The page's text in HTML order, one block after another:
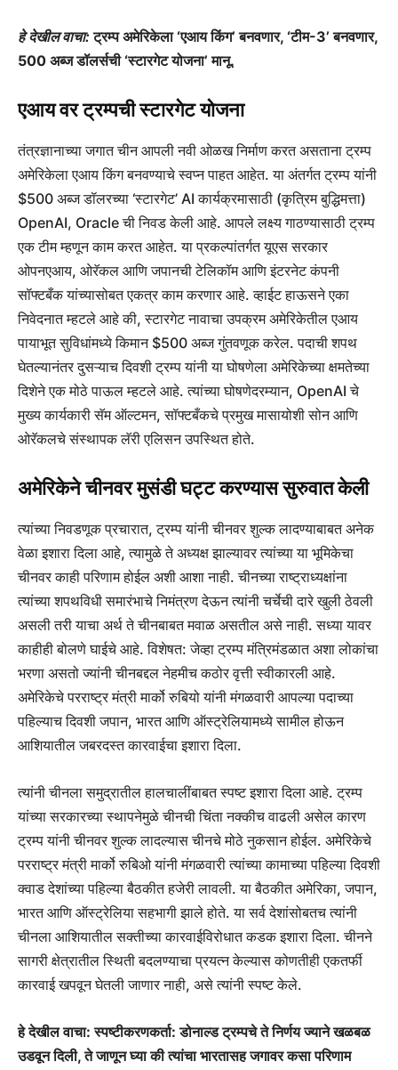
हे देखील वाचा:ट्रम्प अमेरिकेला ‘एआय किंग’ बनवणार, ‘टीम-3’ बनवणार,
500 अब्ज डॉलर्सची ‘स्टारगेट योजना’ मानू.
एआय वर ट्रम्पची स्टारगेट योजना
तंत्रज्ञानाच्या जगात चीन आपली नवी ओळख निर्माण करत असताना ट्रम्प
अमेरिकेला एआय किंग बनवण्याचे स्वप्न पाहत आहेत. या अंतर्गत ट्रम्प यांनी
$500 अब्ज डॉलरच्या ‘स्टारगेट’ AI कार्यक्रमासाठी (कृत्रिम बुद्धिमत्ता)
OpenAI, Oracle ची निवड केली आहे. आपले लक्ष्य गाठण्यासाठी ट्रम्प
एक टीम म्हणून काम करत आहेत. या प्रकल्पांतर्गत यूएस सरकार
ओपनएआय, ओरॅकल आणि जपानची टेलिकॉम आणि इंटरनेट कंपनी
सॉफ्टबँक यांच्यासोबत एकत्र काम करणार आहे. व्हाईट हाऊसने एका
निवेदनात म्हटले आहे की, स्टारगेट नावाचा उपक्रम अमेरिकेतील एआय
पायाभूत सुविधांमध्ये किमान $500 अब्ज गुंतवणूक करेल. पदाची शपथ
घेतल्यानंतर दुसऱ्याच दिवशी ट्रम्प यांनी या घोषणेला अमेरिकेच्या क्षमतेच्या
दिशेने एक मोठे पाऊल म्हटले आहे. त्यांच्या घोषणेदरम्यान, OpenAI चे
मुख्य कार्यकारी सॅम ऑल्टमन, सॉफ्टबँकचे प्रमुख मासायोशी सोन आणि
ओरॅकलचे संस्थापक लॅरी एलिसन उपस्थित होते.
अमेरिकेने चीनवर मुसंडी घट्ट करण्यास सुरुवात केली
त्यांच्या निवडणूक प्रचारात, ट्रम्प यांनी चीनवर शुल्क लादण्याबाबत अनेक
वेळा इशारा दिला आहे, त्यामुळे ते अध्यक्ष झाल्यावर त्यांच्या या भूमिकेचा
चीनवर काही परिणाम होईल अशी आशा नाही. चीनच्या राष्ट्राध्यक्षांना
त्यांच्या शपथविधी समारंभाचे निमंत्रण देऊन त्यांनी चर्चेची दारे खुली ठेवली
असली तरी याचा अर्थ ते चीनबाबत मवाळ असतील असे नाही. सध्या यावर
काहीही बोलणे घाईचे आहे. विशेषत: जेव्हा ट्रम्प मंत्रिमंडळात अशा लोकांचा
भरणा असतो ज्यांनी चीनबद्दल नेहमीच कठोर वृत्ती स्वीकारली आहे.
अमेरिकेचे परराष्ट्र मंत्री मार्को रुबियो यांनी मंगळवारी आपल्या पदाच्या
पहिल्याच दिवशी जपान, भारत आणि ऑस्ट्रेलियामध्ये सामील होऊन
आशियातील जबरदस्त कारवाईचा इशारा दिला.
त्यांनी चीनला समुद्रातील हालचालींबाबत स्पष्ट इशारा दिला आहे. ट्रम्प
यांच्या सरकारच्या स्थापनेमुळे चीनची चिंता नक्कीच वाढली असेल कारण
ट्रम्प यांनी चीनवर शुल्क लादल्यास चीनचे मोठे नुकसान होईल. अमेरिकेचे
परराष्ट्र मंत्री मार्को रुबिओ यांनी मंगळवारी त्यांच्या कामाच्या पहिल्या दिवशी
क्वाड देशांच्या पहिल्या बैठकीत हजेरी लावली. या बैठकीत अमेरिका, जपान,
भारत आणि ऑस्ट्रेलिया सहभागी झाले होते. या सर्व देशांसोबतच त्यांनी
चीनला आशियातील सक्तीच्या कारवाईविरोधात कडक इशारा दिला. चीनने
सागरी क्षेत्रातील स्थिती बदलण्याचा प्रयत्न केल्यास कोणतीही एकतर्फी
कारवाई खपवून घेतली जाणार नाही, असे त्यांनी स्पष्ट केले.
हे देखील वाचा: स्पष्टीकरणकर्ता: डोनाल्ड ट्रम्पचे ते निर्णय ज्याने खळबळ
उडवून दिली, ते जाणून घ्या की त्यांचा भारतासह जगावर कसा परिणाम